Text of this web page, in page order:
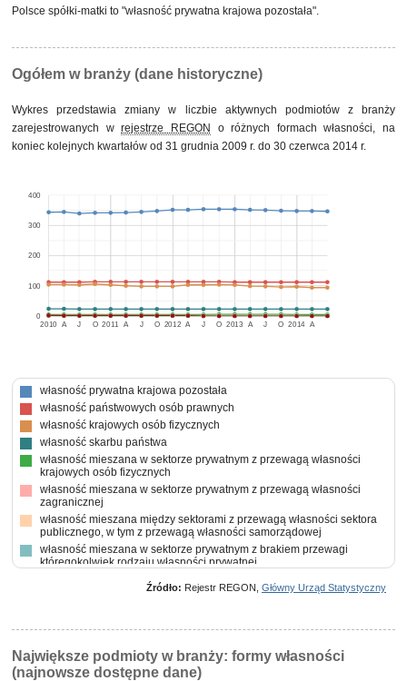
Polsce spółki-matki to "własność prywatna krajowa pozostała".
Ogółem w branży (dane historyczne)
Wykres przedstawia zmiany w liczbie aktywnych podmiotów z branży
zarejestrowanych wrejestrze REGON
o różnych formach własności, na
koniec kolejnych kwartałów od 31 grudnia 2009 r. do 30 czerwca 2014 r.
2010 2011 2012 2013 2014
A J O A J O A J O A J O A
0
100
200
300
400
własność prywatna krajowa pozostała
własność państwowych osób prawnych
własność krajowych osób fizycznych
własność skarbu państwa
własność mieszana w sektorze prywatnym z przewagą własności
krajowych osób fizycznych
własność mieszana w sektorze prywatnym z przewagą własności
zagranicznej
własność mieszana między sektorami z przewagą własności sektora
publicznego, w tym z przewagą własności samorządowej
własność mieszana w sektorze prywatnym z brakiem przewagi
któregokolwiek rodzaju własności prywatnej
własność mieszana między sektorami z takim samym udziałem
własności sektora publicznego i prywatnego z brakiem przewagi
Źródło: Rejestr REGON, Główny Urząd Statystyczny
Największe podmioty w branży: formy własności
(najnowsze dostępne dane)